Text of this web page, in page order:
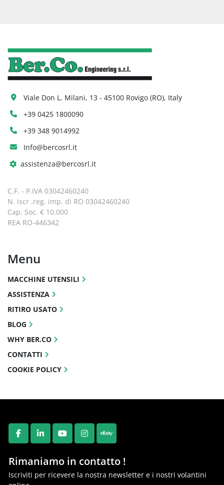
FACEBOOK
LINKEDINYOUTUBEINSTAGRAM
EBAY
Rimaniamo in contatto !
Iscriviti per ricevere la nostra newsletter e i nostri volantini
Viale Don L. Milani, 13 - 45100 Rovigo (RO), Italy
+39 0425 1800090
+39 348 9014992
Info@bercosrl.it
assistenza@bercosrl.it
C.F. - P.IVA 03042460240
N. iscr .reg. imp. di RO 03042460240
Cap. Soc. € 10.000
REA RO-446342
Menu
MACCHINE UTENSILI
ASSISTENZA
RITIRO USATO
BLOG
WHY BER.CO
CONTATTI
COOKIE POLICY